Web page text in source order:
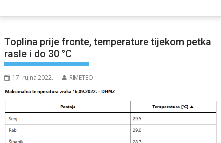
Toplina prije fronte, temperature tijekom petka
rasle i do 30 °C
17. rujna 2022. RIMETEO